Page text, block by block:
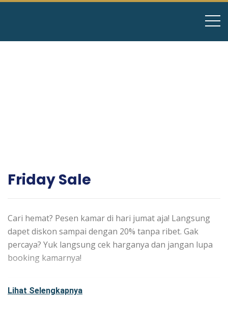
Friday Sale
Cari hemat? Pesen kamar di hari jumat aja! Langsung
dapet diskon sampai dengan 20% tanpa ribet. Gak
percaya? Yuk langsung cek harganya dan jangan lupa
booking kamarnya!
Syarat & Ketentuan:
Lihat Selengkapnya